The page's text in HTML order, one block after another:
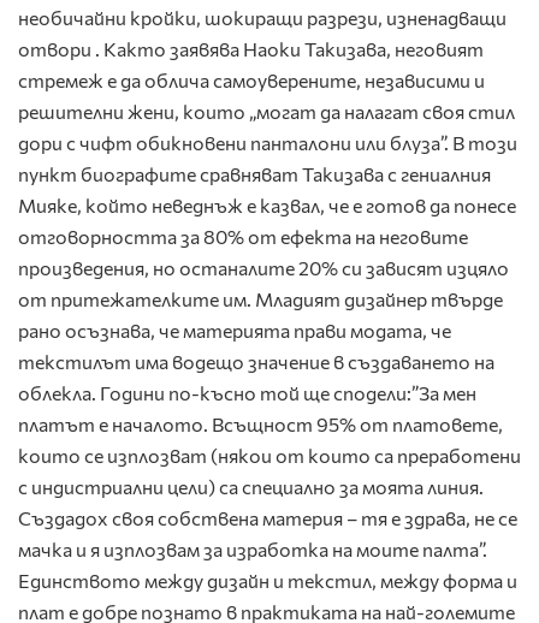
необичайни кройки, шокиращи разрези, изненадващи
отвори . Както заявява Наоки Такизава, неговият
стремеж е да облича самоуверените, независими и
решителни жени, които „могат да налагат своя стил
дори с чифт обикновени панталони или блуза”. В този
пункт биографите сравняват Такизава с гениалния
Мияке, който неведнъж е казвал, че е готов да понесе
отговорността за 80% от ефекта на неговите
произведения, но останалите 20% си зависят изцяло
от притежателките им. Младият дизайнер твърде
рано осъзнава, че материята прави модата, че
текстилът има водещо значение в създаването на
облекла. Години по-късно той ще сподели:”За мен
платът е началото. Всъщност 95% от платовете,
които се изплозват (някои от които са преработени
с индистриални цели) са специално за моята линия.
Създадох своя собствена материя – тя е здрава, не се
мачка и я изплозвам за изработка на моите палта”.
Единството между дизайн и текстил, между форма и
плат е добре познато в практиката на най-големите